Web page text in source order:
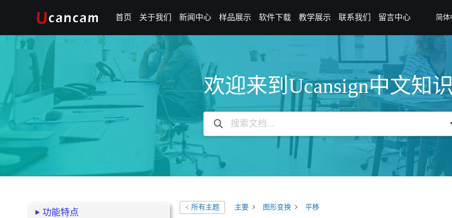
首页 关于我们 新闻中心 样品展示 软件下载 教学展示 联系我们 留言中心 简体
欢迎来到Ucansign中文知
功能特点
< 所有主题 主要 图形变换 平移